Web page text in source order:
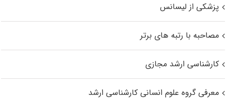
پزشکی از لیسانس
مصاحبه با رتبه های برتر
کارشناسی ارشد مجازی
معرفی گروه علوم انسانی کارشناسی ارشد